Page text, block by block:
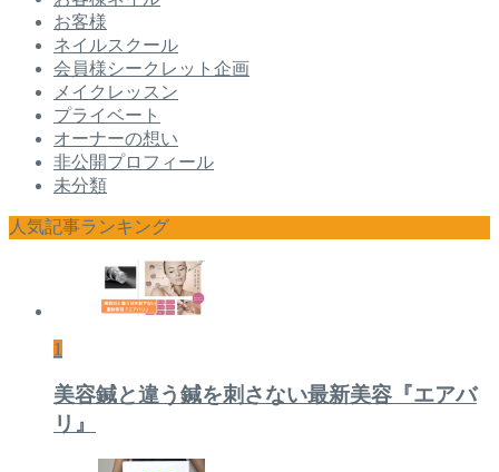
お客様
ネイルスクール
会員様シークレット企画
メイクレッスン
プライベート
オーナーの想い
非公開プロフィール
未分類
人気記事ランキング
1
美容鍼と違う鍼を刺さない最新美容『エアバ
リ』